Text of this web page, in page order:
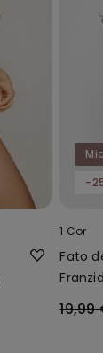
-
1 Cor
Fato
19,99